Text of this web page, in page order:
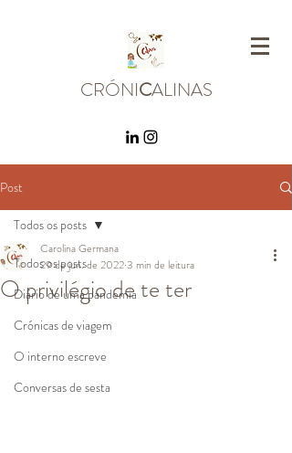
CRÓNICALINAS
Post
Todos os posts
Diário de uma pandemia
Crónicas de viagem
O interno escreve
Conversas de sesta
Todos os posts
O privilégio de te ter
Carolina Germana
29 de jun. de 20223 min de leitura